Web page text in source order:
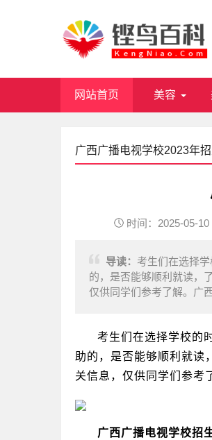
网站首页 美容
广西广播电视学校2023年
时间：2025-05-10
导读： 考生们在选择
的，是否能够顺利就读，
仅供同学们参考了解。广
考生们在选择学校的
助的，是否能够顺利就读
关信息，仅供同学们参考
广西广播电视学校招